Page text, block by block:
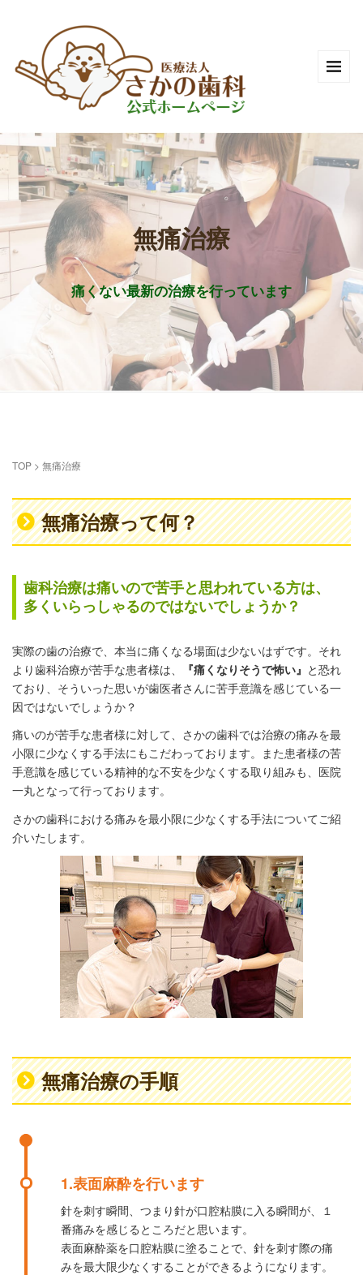
無痛治療
痛くない最新の治療を行っています
TOP > 無痛治療
無痛治療って何？
歯科治療は痛いので苦手と思われている方は、
多くいらっしゃるのではないでしょうか？
実際の歯の治療で、本当に痛くなる場面は少ないはずです。それ
より歯科治療が苦手な患者様は、
『痛くなりそうで怖い』 と恐れ
ており、そういった思いが歯医者さんに苦手意識を感じている一
因ではないでしょうか？
痛いのが苦手な患者様に対して、さかの歯科では治療の痛みを最
小限に少なくする手法にもこだわっております。また患者様の苦
手意識を感じている精神的な不安を少なくする取り組みも、医院
一丸となって行っております。
さかの歯科における痛みを最小限に少なくする手法についてご紹
介いたします。
無痛治療の手順
1.表面麻酔を行います
針を刺す瞬間、つまり針が口腔粘膜に入る瞬間が、１
番痛みを感じるところだと思います。
表面麻酔薬を口腔粘膜に塗ることで、針を刺す際の痛
みを最大限少なくすることができるようになります。